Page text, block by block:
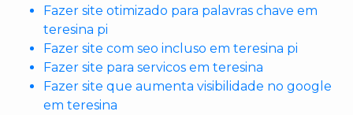
Fazer site otimizado para palavras chave em
teresina pi
Fazer site com seo incluso em teresina pi
Fazer site para servicos em teresina
Fazer site que aumenta visibilidade no google
em teresina